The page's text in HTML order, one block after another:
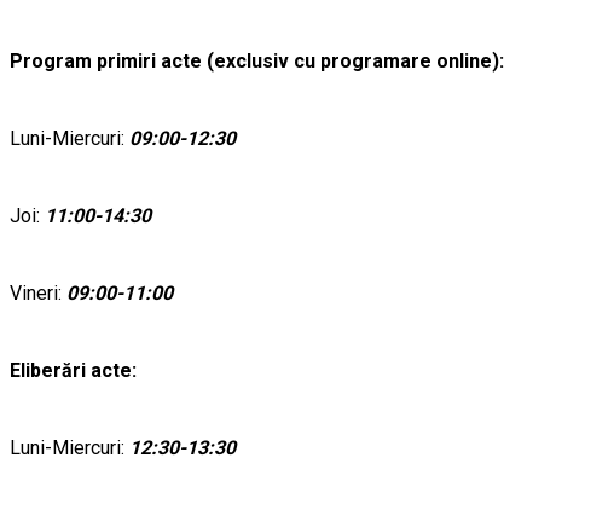
Program primiri acte (exclusiv cu programare online):
Luni-Miercuri: 09:00-12:30
Joi: 11:00-14:30
Vineri: 09:00-11:00
Eliberări acte:
Luni-Miercuri: 12:30-13:30